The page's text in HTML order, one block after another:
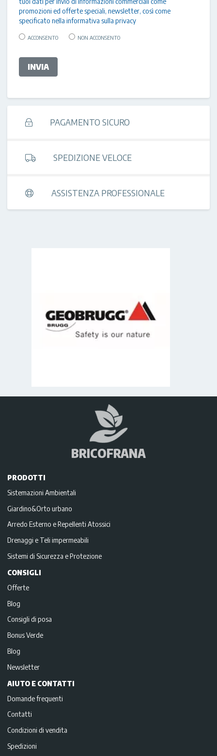
promozioni ed offerte speciali, newsletter, così come
specificato nella informativa sulla privacy
ACCONSENTO NON ACCONSENTO
INVIA
PAGAMENTO SICURO
SPEDIZIONE VELOCE
ASSISTENZA PROFESSIONALE
BRICOFRANA
PRODOTTI
Sistemazioni Ambientali
Giardino&Orto urbano
Arredo Esterno e Repellenti Atossici
Drenaggi e Teli impermeabili
Sistemi di Sicurezza e Protezione
CONSIGLI
Offerte
Blog
Consigli di posa
Bonus Verde
Blog
Newsletter
AIUTO E CONTATTI
Domande frequenti
Contatti
Condizioni di vendita
Spedizioni